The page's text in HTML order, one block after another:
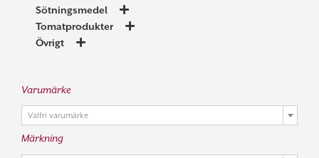
Sötningsmedel
Tomatprodukter
Övrigt
Varumärke
Valfri varumärke
Märkning